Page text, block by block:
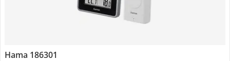
Hama 186301